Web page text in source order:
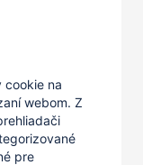
cookie na
webom. Z
pre